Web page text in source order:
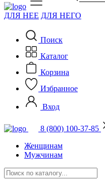
ДЛЯ НЕЕ ДЛЯ НЕГО
Поиск
Каталог
Корзина
Избранное
Вход
8 (800) 100-37-85
Женщинам
Мужчинам